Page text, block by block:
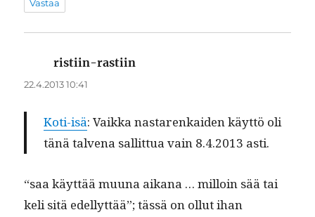
Vastaa
ristiin-rastiin
22.4.2013 10:41
Koti-isä: Vaik­ka nastarenkaiden käyt­tö oli
tänä tal­ve­na sal­lit­tua vain 8.4.2013 asti.
“saa käyt­tää muu­na aikana … mil­loin sää tai
keli sitä edel­lyt­tää”; tässä on ollut ihan